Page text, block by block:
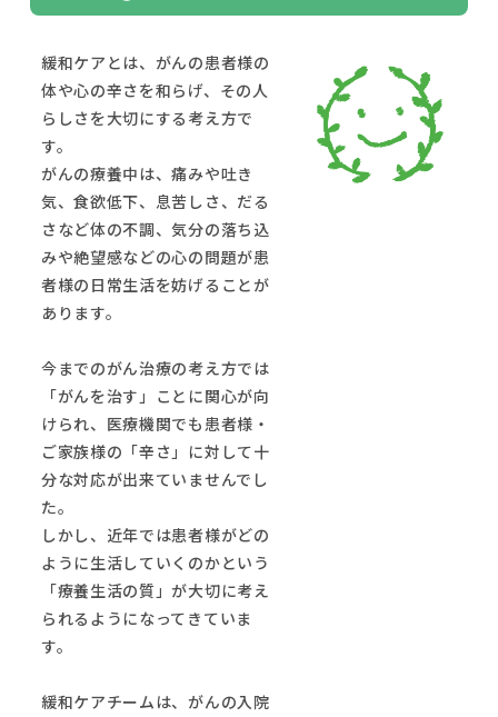
緩和ケアとは、がんの患者様の
体や心の辛さを和らげ、その人
らしさを大切にする考え方で
す。
がんの療養中は、痛みや吐き
気、食欲低下、息苦しさ、だる
さなど体の不調、気分の落ち込
みや絶望感などの心の問題が患
者様の日常生活を妨げることが
あります。
今までのがん治療の考え方では
「がんを治す」ことに関心が向
けられ、医療機関でも患者様・
ご家族様の「辛さ」に対して十
分な対応が出来ていませんでし
た。
しかし、近年では患者様がどの
ように生活していくのかという
「療養生活の質」が大切に考え
られるようになってきていま
す。
緩和ケアチームは、がんの入院